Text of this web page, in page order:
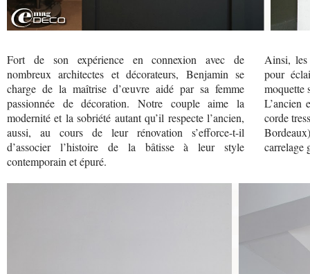
Fort de son expérience en connexion avec de
nombreux architectes et décorateurs, Benjamin se
charge de la maîtrise d’œuvre aidé par sa femme
passionnée de décoration. Notre couple aime la
modernité et la sobriété autant qu’il respecte l’ancien,
aussi, au cours de leur rénovation s’efforce-t-il
d’associer l’histoire de la bâtisse à leur style
contemporain et épuré.
Ainsi,
pour
moquette
L’ancien
corde
carrelage